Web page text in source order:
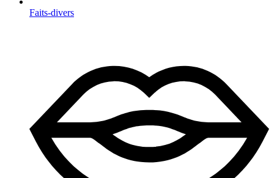
Faits-divers